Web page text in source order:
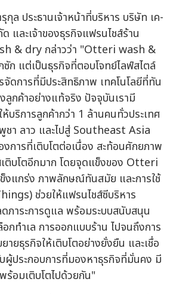
ล ประธานเจ้าหน้าที่บริหาร บริษัท เค-
และเจ้าของธุรกิจแฟรนไชส์ร้าน
& dry กล่าวว่า "Otteri wash &
ซัก แต่เป็นธุรกิจที่ตอบโจทย์ไลฟ์สไตล์
จัดการที่มีประสิทธิภาพ เทคโนโลยีที่ทัน
ลูกค้าอย่างแท้จริง ปัจจุบันเรามี
บริการลูกค้ากว่า 1 ล้านคนทั่วประเทศ
ชา ลาว และไปสู่ Southeast Asia
การที่เติบโตต่อเนื่อง สะท้อนศักยภาพ
ติบโตอีกมาก โดยจุดแข็งของ Otteri
งแกร่ง ภาพลักษณ์ทันสมัย และการใช้
ช่วยให้แฟรนไชส์ซีบริหาร
ภาระการดูแล พร้อมระบบสนับสนุน
กทำเล การออกแบบร้าน ไปจนถึงการ
ยธุรกิจให้เติบโตอย่างยั่งยืน และเชื่อ
ผู้ประกอบการที่มองหาธุรกิจที่มั่นคง มี
อมเติบโตไปด้วยกัน"